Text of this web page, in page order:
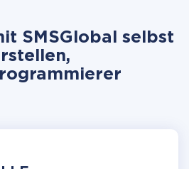
SMSGlobal selbst